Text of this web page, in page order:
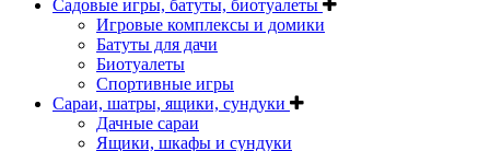
Садовые игры, батуты, биотуалеты
Игровые комплексы и домики
Батуты для дачи
Биотуалеты
Спортивные игры
Сараи, шатры, ящики, сундуки
Дачные сараи
Ящики, шкафы и сундуки